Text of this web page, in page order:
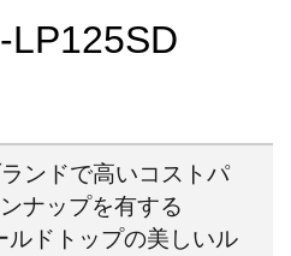
LP125SD
ンドで高いコストパ
ナップを有する
ルドトップの美しいル